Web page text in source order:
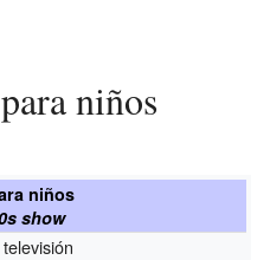
niños
niños
show